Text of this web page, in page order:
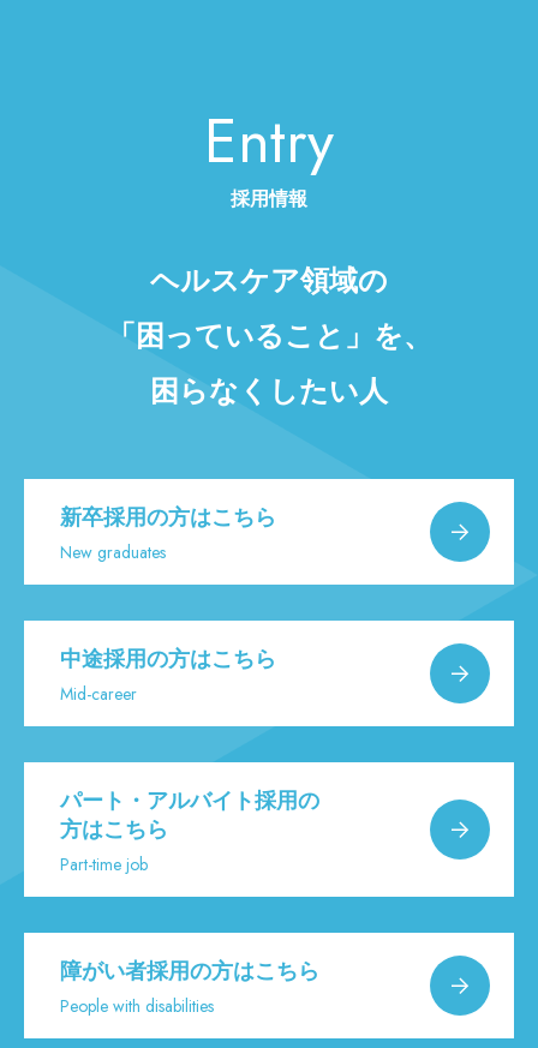
Entry
採用情報
ヘルスケア領域の
「困っていること」を、
困らなくしたい人
新卒採用の方はこちら
New graduates
中途採用の方はこちら
Mid-career
パート・アルバイト採用の
方はこちら
Part-time job
障がい者採用の方はこちら
People with disabilities